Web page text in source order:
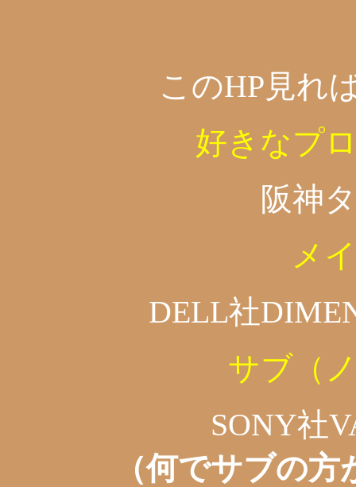
このHP見れ
好きなプ
阪神
メ
DELL社
サブ（
SONY社
（何でサブの